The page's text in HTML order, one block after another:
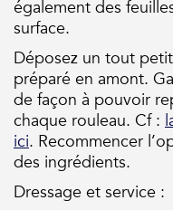
également des
surface.
Déposez un tout
préparé en amont.
de façon à pouvoir
chaque rouleau. Cf :
ici. Recommencer
des ingrédients.
Dressage et service :